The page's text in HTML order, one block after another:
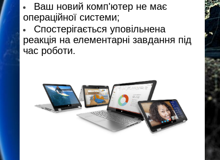
Ваш новий комп'ютер не має
операційної системи;
Спостерігається уповільнена
реакція на елементарні завдання під
час роботи.